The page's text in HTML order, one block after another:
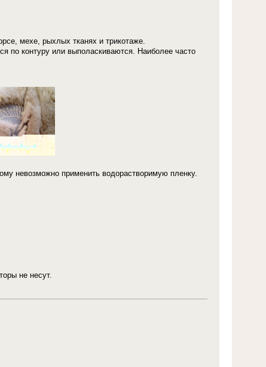
мехе, рыхлых тканях и трикотаже.
по контуру или выполаскиваются. Наиболее часто
невозможно применить водорастворимую пленку.
не несут.